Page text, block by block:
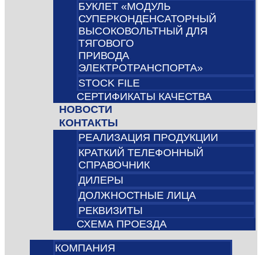
БУКЛЕТ «МОДУЛЬ
СУПЕРКОНДЕНСАТОРНЫЙ
ВЫСОКОВОЛЬТНЫЙ ДЛЯ
ТЯГОВОГО
ПРИВОДА
ЭЛЕКТРОТРАНСПОРТА»
STOCK FILE
СЕРТИФИКАТЫ КАЧЕСТВА
НОВОСТИ
КОНТАКТЫ
РЕАЛИЗАЦИЯ ПРОДУКЦИИ
КРАТКИЙ ТЕЛЕФОННЫЙ
СПРАВОЧНИК
ДИЛЕРЫ
ДОЛЖНОСТНЫЕ ЛИЦА
РЕКВИЗИТЫ
СХЕМА ПРОЕЗДА
КОМПАНИЯ